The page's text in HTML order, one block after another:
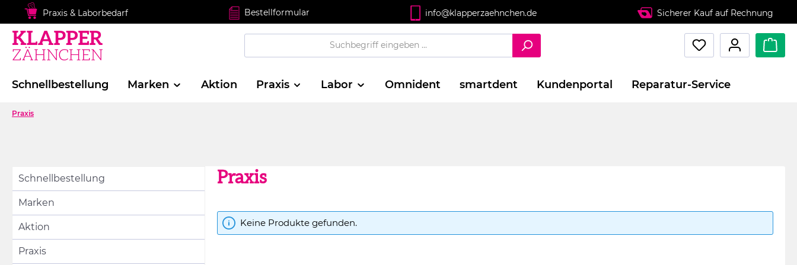
Zur Hauptnavigation springen
Praxis & Laborbedarf Bestellformular info@klapperzaehnchen.de Sicherer Kauf auf Rechnung
Schnellbestellung Marken Aktion Praxis Labor Omnident smartdent Kundenportal Reparatur-Service
Praxis
Schnellbestellung
Marken
Aktion
Praxis
Praxis
Keine Produkte gefunden.